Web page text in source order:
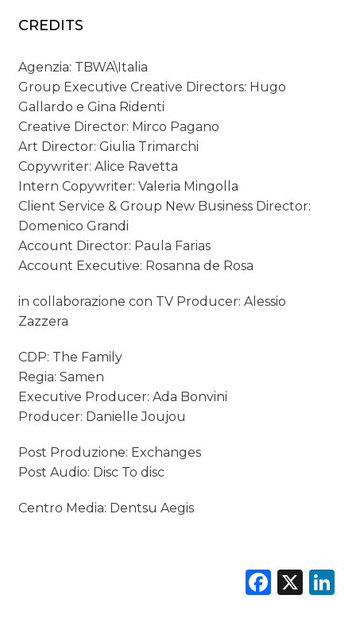
CREDITS
Agenzia: TBWA\Italia
Group Executive Creative Directors: Hugo
Gallardo e Gina Ridenti
Creative Director: Mirco Pagano
Art Director: Giulia Trimarchi
Copywriter: Alice Ravetta
Intern Copywriter: Valeria Mingolla
Client Service & Group New Business Director:
Domenico Grandi
Account Director: Paula Farias
Account Executive: Rosanna de Rosa
in collaborazione con TV Producer: Alessio
Zazzera
CDP: The Family
Regia: Samen
Executive Producer: Ada Bonvini
Producer: Danielle Joujou
Post Produzione: Exchanges
Post Audio: Disc To disc
Centro Media: Dentsu Aegis
X